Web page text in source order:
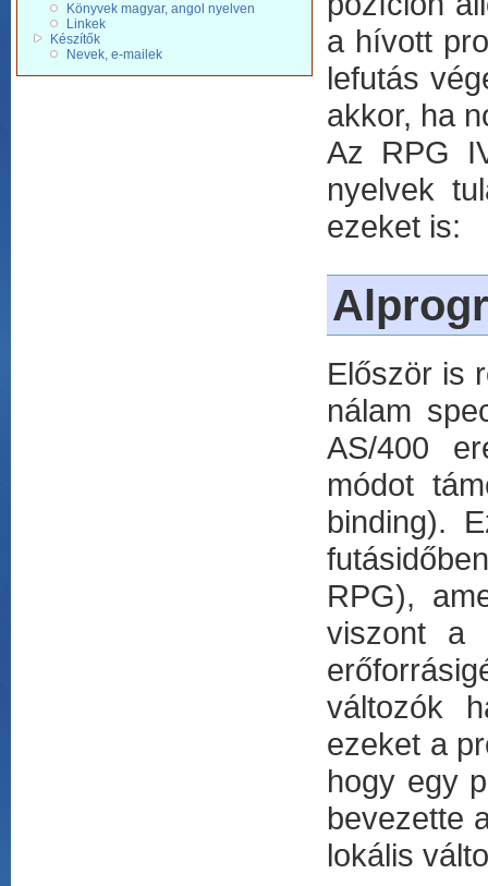
Könyvek magyar, angol nyelven
Linkek
Készítők
Nevek, e-mailek
a hívott
lefutás
akkor, ha
Az RPG
nyelvek
ezeket is:
Először is
nálam
AS/400
módot
binding).
RPG),
viszont a
változók
ezeket a
hogy egy
bevezette
lokális